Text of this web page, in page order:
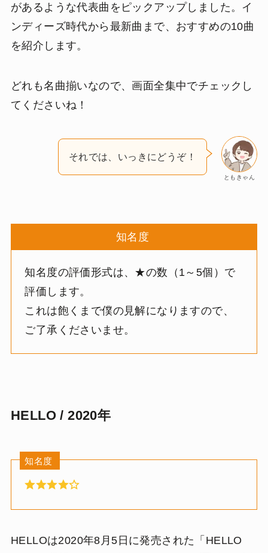
があるような代表曲をピックアップしました。イ
ンディーズ時代から最新曲まで、おすすめの10曲
を紹介します。
どれも名曲揃いなので、画面全集中でチェックし
てくださいね！
ともきゃん
それでは、いっきにどうぞ！
知名度
知名度の評価形式は、★の数（1～5個）で
評価します。
これは飽くまで僕の見解になりますので、
ご了承くださいませ。
HELLO / 2020年
知名度
HELLOは2020年8月5日に発売された「HELLO